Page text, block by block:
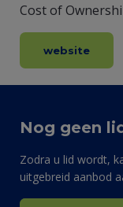
Cost of
website
Nog geen
Zodra u lid wordt,
uitgebreid aanbod